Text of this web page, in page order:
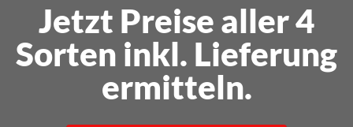
Jetzt Preise aller 4
Sorten inkl. Lieferung
ermitteln.